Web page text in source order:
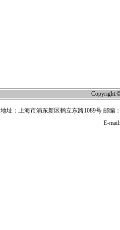
地址：上海市浦东新区鹤立东路1089号 邮编
E-